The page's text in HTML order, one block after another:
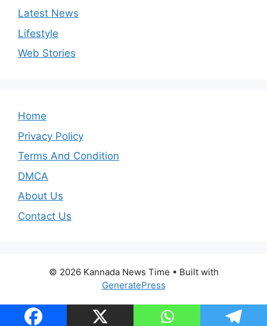
Latest News
Lifestyle
Web Stories
Home
Privacy Policy
Terms And Condition
DMCA
About Us
Contact Us
© 2026 Kannada News Time • Built with
GeneratePress